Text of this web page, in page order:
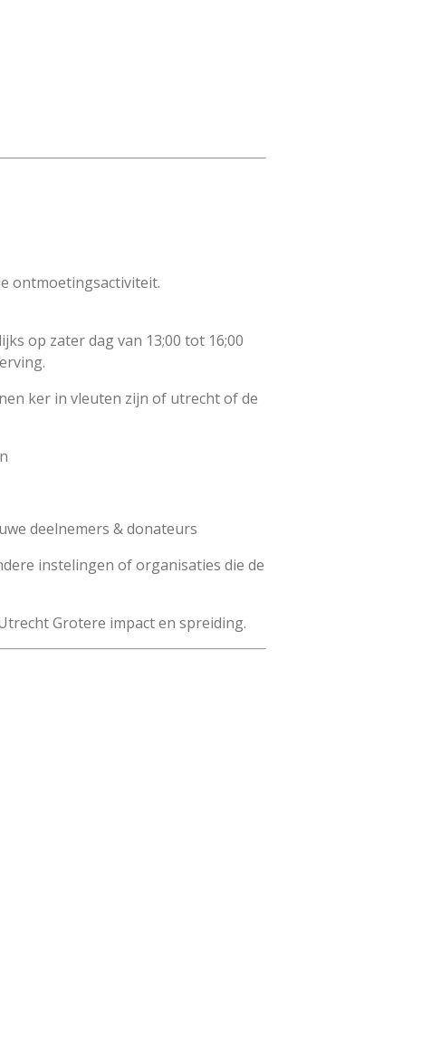
ontmoetingsactiviteit.
op zater dag van 13;00 tot 16;00
ker in vleuten zijn of utrecht of de
deelnemers & donateurs
instelingen of organisaties die de
Grotere impact en spreiding.